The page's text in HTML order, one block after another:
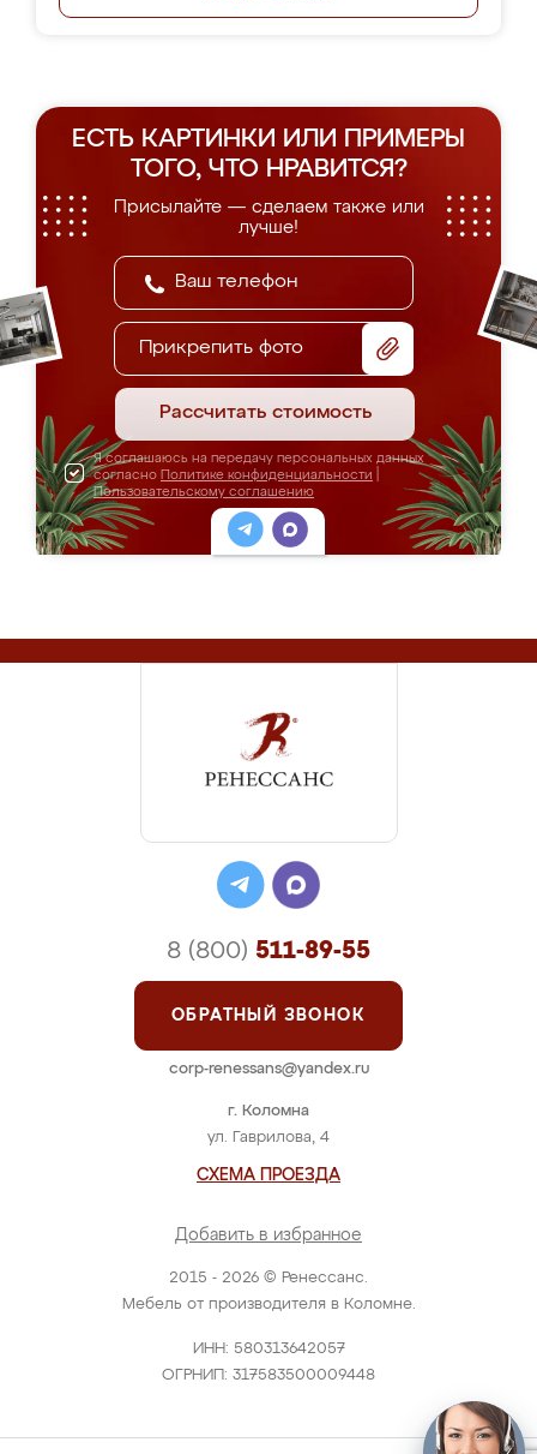
ЕСТЬ КАРТИНКИ ИЛИ ПРИМЕРЫ
ТОГО, ЧТО НРАВИТСЯ?
Присылайте — сделаем также или
лучше!
Прикрепить фото
Рассчитать стоимость
Я соглашаюсь на передачу персональных данных
согласно Политике конфиденциальности
Пользовательскому соглашению
2015 - 2026 © Ренессанс.
Мебель от производителя в Коломне.
ИНН: 580313642057
ОГРНИП: 317583500009448
г. Коломна
ул. Гаврилова, 4
СХЕМА ПРОЕЗДА
Добавить в избранное
8 (800) 511-89-55
ОБРАТНЫЙ ЗВОНОК
corp-renessans@yandex.ru